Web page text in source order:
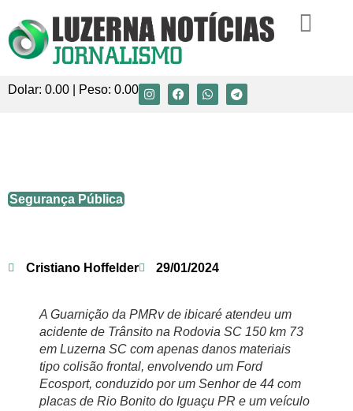
Dolar: 0.00 | Peso: 0.00
Segurança Pública
Cristiano Hoffelder 29/01/2024
A Guarnição da PMRv de ibicaré atendeu um
acidente de Trânsito na Rodovia SC 150 km 73
em Luzerna SC com apenas danos materiais
tipo colisão frontal, envolvendo um Ford
Ecosport, conduzido por um Senhor de 44 com
placas de Rio Bonito do Iguaçu PR e um veículo